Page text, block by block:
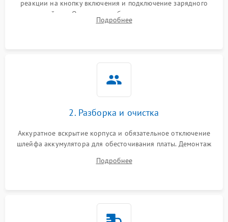
реакции на кнопку включения и подключение зарядного
устройства. Оценка потребления тока с помощью
лабораторного блока питания для локализации проблемы.
Подробнее
2. Разборка и очистка
Аккуратное вскрытие корпуса и обязательное отключение
шлейфа аккумулятора для обесточивания платы. Демонтаж
высохшей термопасты с кристаллов чипов.
Подробнее